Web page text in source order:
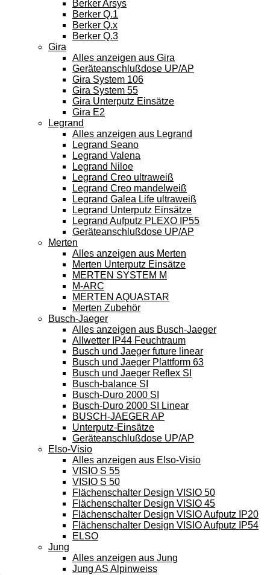
Berker Arsys
Berker Q.1
Berker Q.x
Berker Q.3
Gira
Alles anzeigen aus Gira
Geräteanschlußdose UP/AP
Gira System 106
Gira System 55
Gira Unterputz Einsätze
Gira E2
Legrand
Alles anzeigen aus Legrand
Legrand Seano
Legrand Valena
Legrand Niloe
Legrand Creo ultraweiß
Legrand Creo mandelweiß
Legrand Galea Life ultraweiß
Legrand Unterputz Einsätze
Legrand Aufputz PLEXO IP55
Geräteanschlußdose UP/AP
Merten
Alles anzeigen aus Merten
Merten Unterputz Einsätze
MERTEN SYSTEM M
M-ARC
MERTEN AQUASTAR
Merten Zubehör
Busch-Jaeger
Alles anzeigen aus Busch-Jaeger
Allwetter IP44 Feuchtraum
Busch und Jaeger future linear
Busch und Jaeger Plattform 63
Busch und Jaeger Reflex SI
Busch-balance SI
Busch-Duro 2000 SI
Busch-Duro 2000 SI Linear
BUSCH-JAEGER AP
Unterputz-Einsätze
Geräteanschlußdose UP/AP
Elso-Visio
Alles anzeigen aus Elso-Visio
VISIO S 55
VISIO S 50
Flächenschalter Design VISIO 50
Flächenschalter Design VISIO 45
Flächenschalter Design VISIO Aufputz IP20
Flächenschalter Design VISIO Aufputz IP54
ELSO
Jung
Alles anzeigen aus Jung
Jung AS Alpinweiss